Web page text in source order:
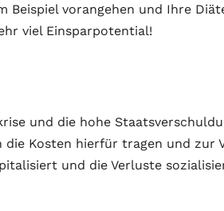
Beispiel vorangehen und Ihre
viel Einsparpotential!
und die hohe
die Kosten hierfür tragen und zur
und die Verluste